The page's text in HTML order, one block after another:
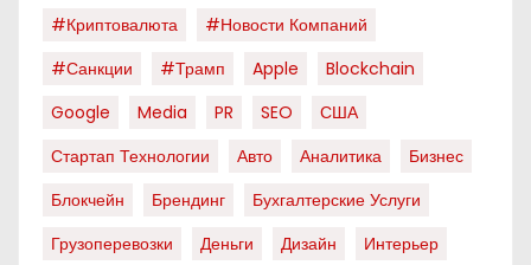
#криптовалюта
#новости Компаний
#санкции
#трамп Apple
Blockchain
Google
Media PR SEO
США
Стартап Технологии
Авто Аналитика
Бизнес
Блокчейн
Брендинг
Бухгалтерские Услуги
Грузоперевозки
Деньги Дизайн
Интерьер